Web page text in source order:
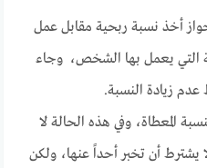
أخذ نسبة ربحية مقابل عمل
التي يعمل بها الشخص، وجاء
زيادة النسبة.
المعطاة، وفي هذه الحالة لا
أن تخبر أحداً عنها، ولكن